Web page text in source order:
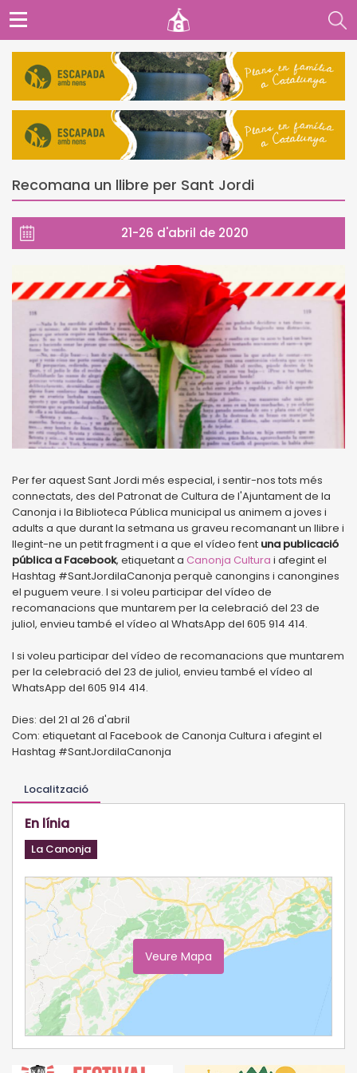
Recomana un llibre per Sant Jordi
21-26 d'abril de 2020
Per fer aquest Sant Jordi més especial, i sentir-nos tots més
connectats, des del Patronat de Cultura de l'Ajuntament de la
Canonja i la Biblioteca Pública municipal us animem a joves i
adults a que durant la setmana us graveu recomanant un llibre i
llegint-ne un petit fragment i a que el vídeo fent una publicació
pública a Facebook, etiquetant a Canonja Cultura i afegint el
Hashtag #SantJordilaCanonja perquè canongins i canongines
el puguem veure. I si voleu participar del vídeo de
recomanacions que muntarem per la celebració del 23 de
juliol, envieu també el vídeo al WhatsApp del 605 914 414.
I si voleu participar del vídeo de recomanacions que muntarem
per la celebració del 23 de juliol, envieu també el vídeo al
WhatsApp del 605 914 414.
Dies: del 21 al 26 d'abril
Com: etiquetant al Facebook de Canonja Cultura i afegint el
Hashtag #SantJordilaCanonja
Localització
En línia
La Canonja
Veure Mapa